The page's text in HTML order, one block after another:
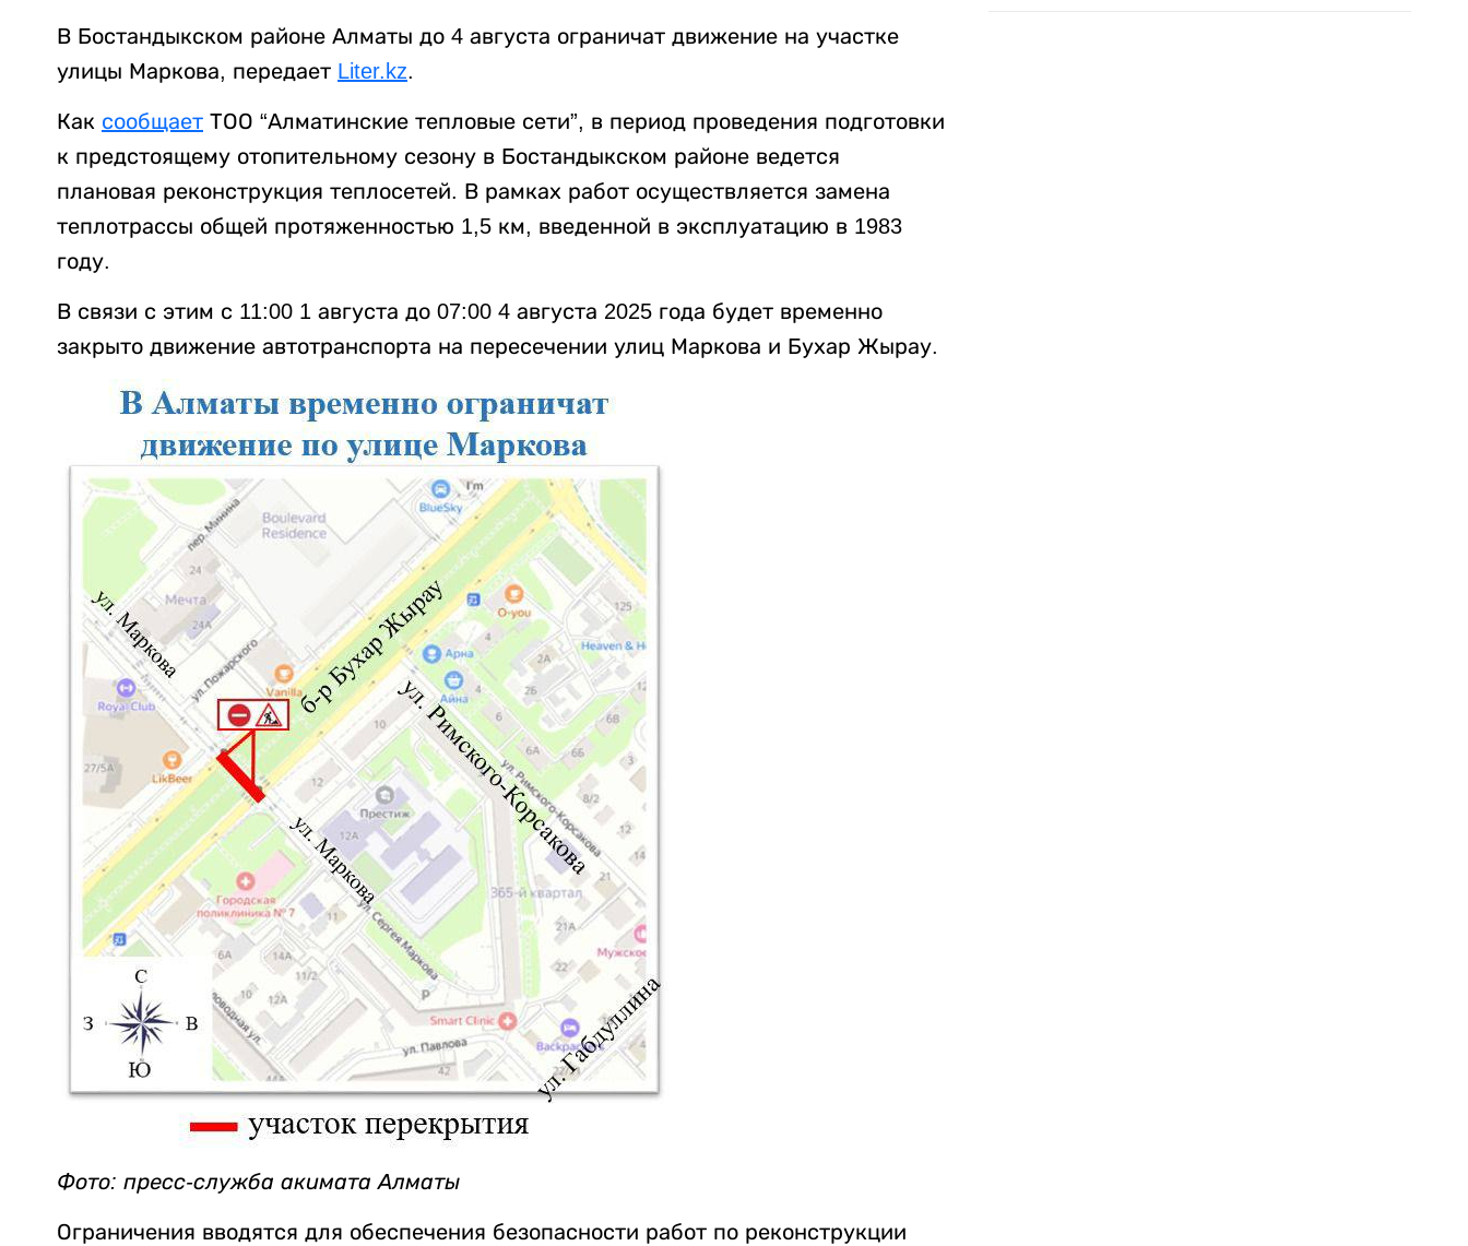
В Бостандыкском районе Алматы до 4 августа ограничат движение на участке
улицы Маркова, передает Liter.kz.
Как сообщает ТОО “Алматинские тепловые сети”, в период проведения подготовки
к предстоящему отопительному сезону в Бостандыкском районе ведется
плановая реконструкция теплосетей. В рамках работ осуществляется замена
теплотрассы общей протяженностью 1,5 км, введенной в эксплуатацию в 1983
году.
В связи с этим с 11:00 1 августа до 07:00 4 августа 2025 года будет временно
закрыто движение автотранспорта на пересечении улиц Маркова и Бухар Жырау.
Фото: пресс-служба акимата Алматы
Ограничения вводятся для обеспечения безопасности работ по реконструкции